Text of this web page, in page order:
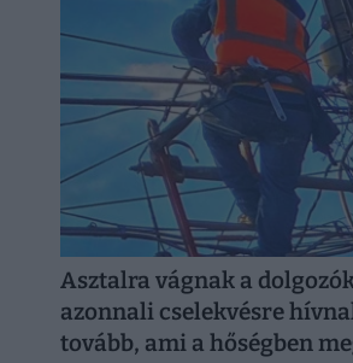
Asztalra vágnak a
azonnali cselekvésre
tovább, ami a hőségben